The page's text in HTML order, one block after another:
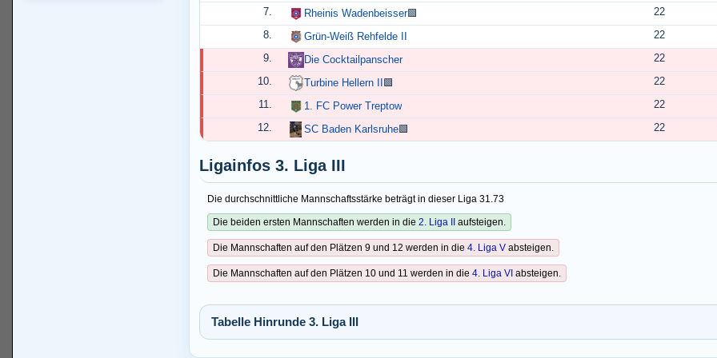
7.
Rheinis Wadenbeisser🟩 22
8.
Grün-Weiß Rehfelde II 22
9.
Die Cocktailpanscher 22
10.
Turbine Hellern II 🟩 22
11.
1. FC Power Treptow 22
12.
SC Baden Karlsruhe🟩 22
Ligainfos 3. Liga III
Die durchschnittliche Mannschaftsstärke beträgt in dieser Liga 31.73
Die beiden ersten Mannschaften werden in die 2. Liga II aufsteigen.
Die Mannschaften auf den Plätzen 9 und 12 werden in die 4. Liga V absteigen.
Die Mannschaften auf den Plätzen 10 und 11 werden in die 4. Liga VI absteigen.
Tabelle Hinrunde 3. Liga III